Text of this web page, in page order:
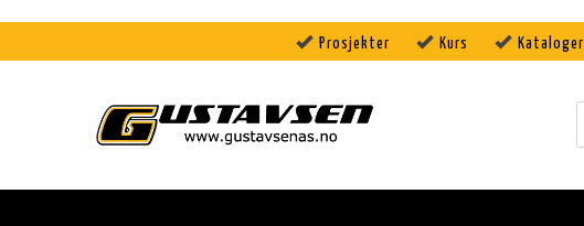
Prosjekter Kurs Kataloger